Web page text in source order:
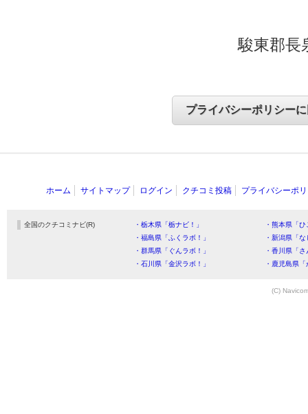
駿東郡
ホーム サイトマップ ログイン クチコミ投稿 プライバシーポ
全国のクチコミナビ(R) ・栃木県「栃ナビ！」
・熊本県「
・福島県「ふくラボ！」
・新潟県「
・群馬県「ぐんラボ！」
・香川県「
・石川県「金沢ラボ！」
・鹿児島県
(C)